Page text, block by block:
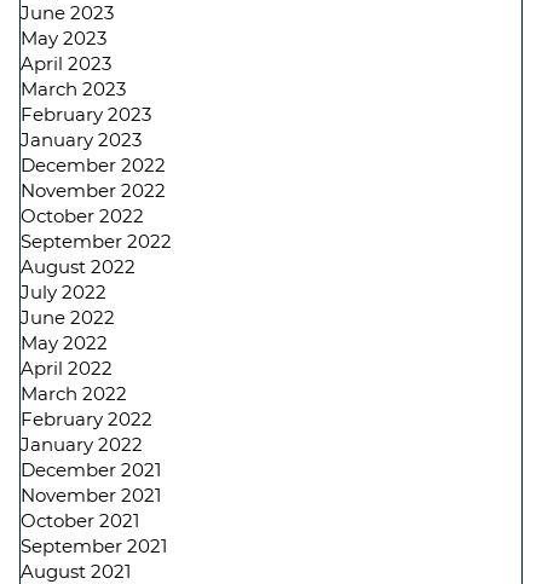
June 2023
May 2023
April 2023
March 2023
February 2023
January 2023
December 2022
November 2022
October 2022
September 2022
August 2022
July 2022
June 2022
May 2022
April 2022
March 2022
February 2022
January 2022
December 2021
November 2021
October 2021
September 2021
August 2021